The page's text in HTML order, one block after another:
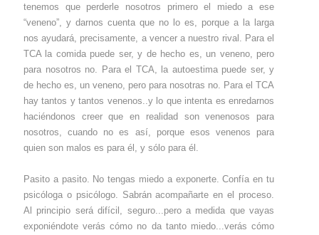
tenemos que perderle nosotros primero el miedo a ese
“veneno”, y darnos cuenta que no lo es, porque a la larga
nos ayudará, precisamente, a vencer a nuestro rival. Para el
TCA la comida puede ser, y de hecho es, un veneno, pero
para nosotros no. Para el TCA, la autoestima puede ser, y
de hecho es, un veneno, pero para nosotras no. Para el TCA
hay tantos y tantos venenos..y lo que intenta es enredarnos
haciéndonos creer que en realidad son venenosos para
nosotros, cuando no es así, porque esos venenos para
quien son malos es para él, y sólo para él.
Pasito a pasito. No tengas miedo a exponerte. Confía en tu
psicóloga o psicólogo. Sabrán acompañarte en el proceso.
Al principio será difícil, seguro...pero a medida que vayas
exponiéndote verás cómo no da tanto miedo...verás cómo